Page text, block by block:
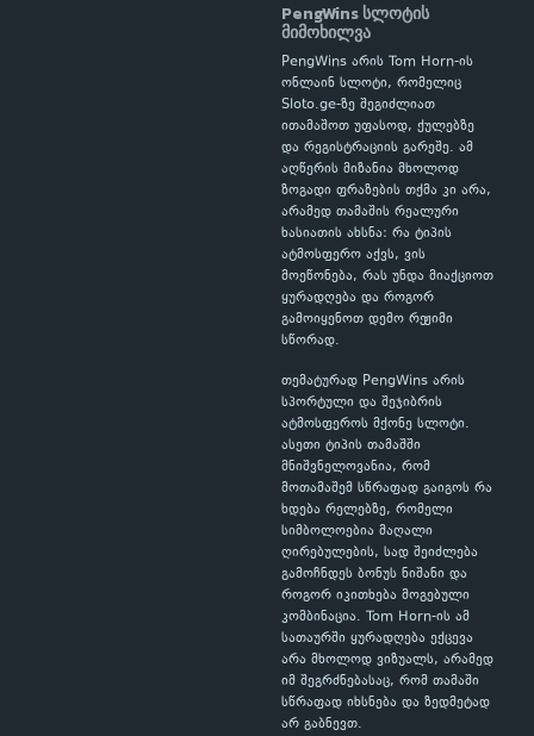
PengWins სლოტის
მიმოხილვა
PengWins არის Tom Horn-ის
ონლაინ სლოტი, რომელიც
Sloto.ge-ზე შეგიძლიათ
ითამაშოთ უფასოდ, ქულებზე
და რეგისტრაციის გარეშე. ამ
აღწერის მიზანია მხოლოდ
ზოგადი ფრაზების თქმა კი არა,
არამედ თამაშის რეალური
ხასიათის ახსნა: რა ტიპის
ატმოსფერო აქვს, ვის
მოეწონება, რას უნდა მიაქციოთ
ყურადღება და როგორ
გამოიყენოთ დემო რეჟიმი
სწორად.
თემატურად PengWins არის
სპორტული და შეჯიბრის
ატმოსფეროს მქონე სლოტი.
ასეთი ტიპის თამაშში
მნიშვნელოვანია, რომ
მოთამაშემ სწრაფად გაიგოს რა
ხდება რელებზე, რომელი
სიმბოლოებია მაღალი
ღირებულების, სად შეიძლება
გამოჩნდეს ბონუს ნიშანი და
როგორ იკითხება მოგებული
კომბინაცია. Tom Horn-ის ამ
სათაურში ყურადღება ექცევა
არა მხოლოდ ვიზუალს, არამედ
იმ შეგრძნებასაც, რომ თამაში
სწრაფად იხსნება და ზედმეტად
არ გაბნევთ.